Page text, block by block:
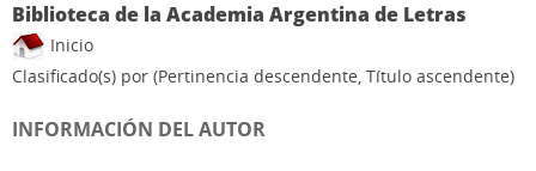
Biblioteca de la Academia Argentina de Letras
Inicio
Clasificado(s) por (Pertinencia descendente, Título ascendente)
INFORMACIÓN DEL AUTOR